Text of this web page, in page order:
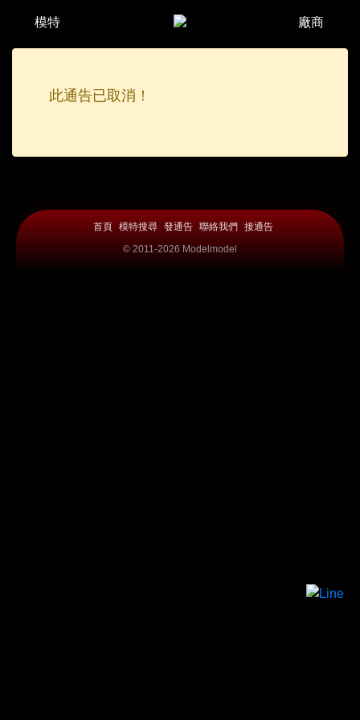
模特 廠商
此通告已取消！
首頁 模特搜尋 發通告 聯絡我們
接通告
© 2011-2026 Modelmodel